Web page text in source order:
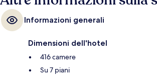
Informazioni generali
Dimensioni dell'hotel
416 camere
Su 7 piani